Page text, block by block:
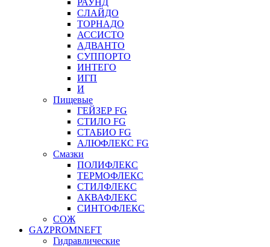
РАУНД
СЛАЙДО
ТОРНАДО
АССИСТО
АДВАНТО
СУППОРТО
ИНТЕГО
ИГП
И
Пищевые
ГЕЙЗЕР FG
СТИЛО FG
СТАБИО FG
АЛЮФЛЕКС FG
Смазки
ПОЛИФЛЕКС
ТЕРМОФЛЕКС
СТИЛФЛЕКС
АКВАФЛЕКС
СИНТОФЛЕКС
СОЖ
GAZPROMNEFT
Гидравлические